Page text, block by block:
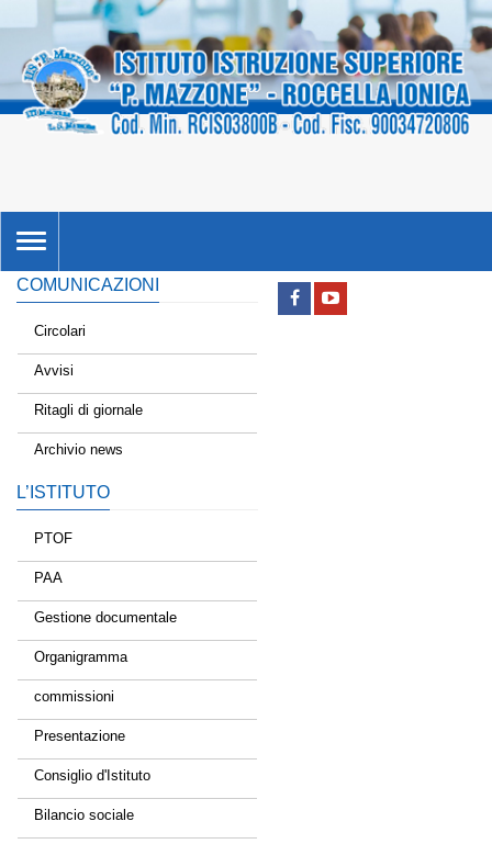
TOGGLE
NAVIGATION
COMUNICAZIONI
Circolari
Avvisi
Ritagli di giornale
Archivio news
L’ISTITUTO
PTOF
PAA
Gestione documentale
Organigramma
commissioni
Presentazione
Consiglio d'Istituto
Bilancio sociale